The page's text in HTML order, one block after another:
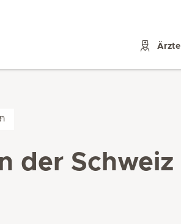
Ärzte
der Schweiz